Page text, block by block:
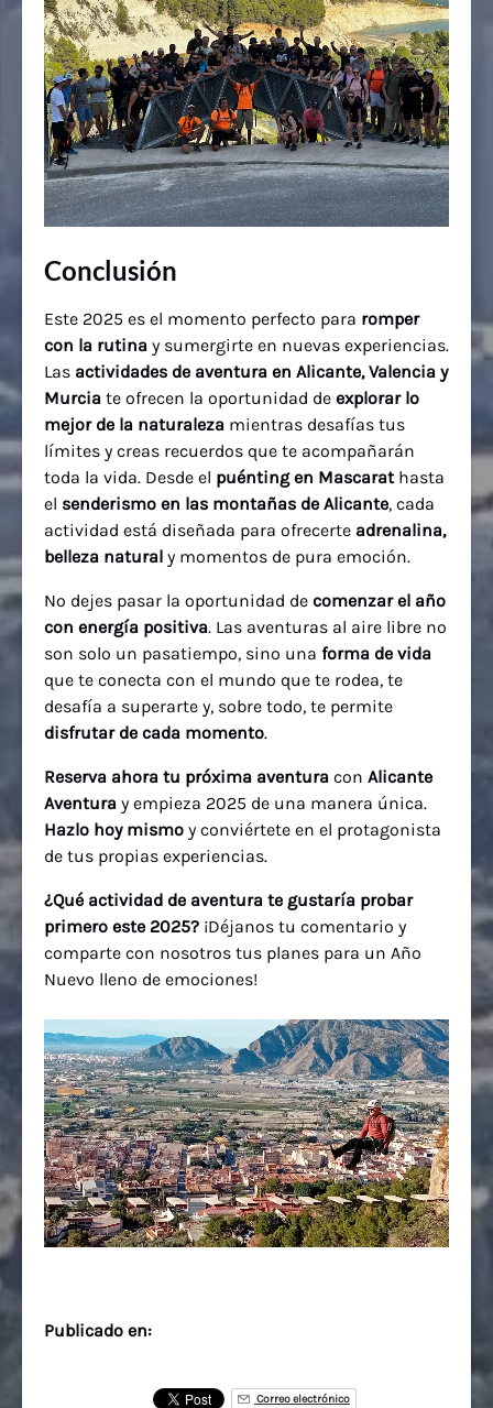
Conclusión
Este 2025 es el momento perfecto para romper
con la rutina y sumergirte en nuevas experiencias.
Las actividades de aventura en Alicante, Valencia y
Murcia te ofrecen la oportunidad de explorar lo
mejor de la naturaleza mientras desafías tus
límites y creas recuerdos que te acompañarán
toda la vida. Desde el puénting en Mascarathasta
el senderismo en las montañas de Alicante, cada
actividad está diseñada para ofrecerte adrenalina,
belleza natural y momentos de pura emoción.
No dejes pasar la oportunidad de comenzar el año
con energía positiva. Las aventuras al aire libre no
son solo un pasatiempo, sino una forma de vida
que te conecta con el mundo que te rodea, te
desafía a superarte y, sobre todo, te permite
disfrutar de cada momento.
Reserva ahora tu próxima aventura con Alicante
Aventura y empieza 2025 de una manera única.
Hazlo hoy mismo y conviértete en el protagonista
de tus propias experiencias.
¿Qué actividad de aventura te gustaría probar
primero este 2025? ¡Déjanos tu comentario y
comparte con nosotros tus planes para un Año
Nuevo lleno de emociones!
Publicado en:
Correo electrónico